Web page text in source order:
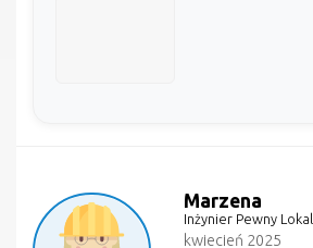
Marzena
Inżynier Pewny Lokal
kwiecień 2025